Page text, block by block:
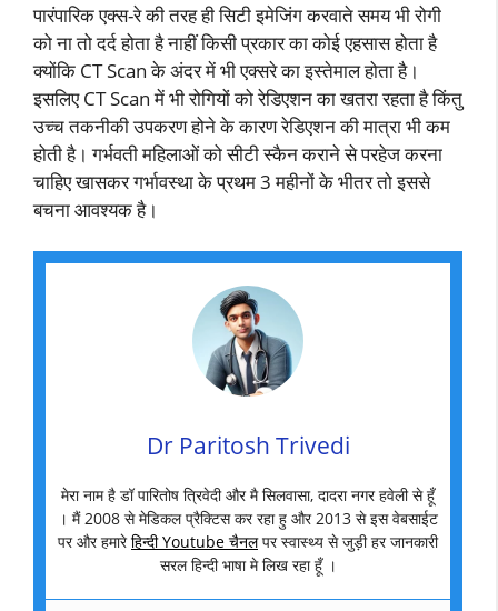
पारंपारिक एक्स-रे की तरह ही सिटी इमेजिंग करवाते समय भी रोगी
को ना तो दर्द होता है नाहीं किसी प्रकार का कोई एहसास होता है
क्योंकि CT Scan के अंदर में भी एक्सरे का इस्तेमाल होता है।
इसलिए CT Scan में भी रोगियों को रेडिएशन का खतरा रहता है किंतु
उच्च तकनीकी उपकरण होने के कारण रेडिएशन की मात्रा भी कम
होती है। गर्भवती महिलाओं को सीटी स्कैन कराने से परहेज करना
चाहिए खासकर गर्भावस्था के प्रथम 3 महीनों के भीतर तो इससे
बचना आवश्यक है।
Dr Paritosh Trivedi
मेरा नाम है डॉ पारितोष त्रिवेदी और मै सिलवासा, दादरा नगर हवेली से हूँ
। मैं 2008 से मेडिकल प्रैक्टिस कर रहा हु और 2013 से इस वेबसाईट
पर और हमारेहिन्दी Youtube चैनलपर स्वास्थ्य से जुड़ी हर जानकारी
सरल हिन्दी भाषा मे लिख रहा हूँ ।